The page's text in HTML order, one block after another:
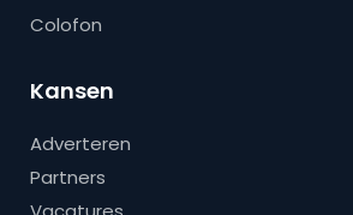
Colofon
Kansen
Adverteren
Partners